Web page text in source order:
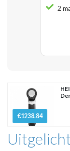
2
€1238.84